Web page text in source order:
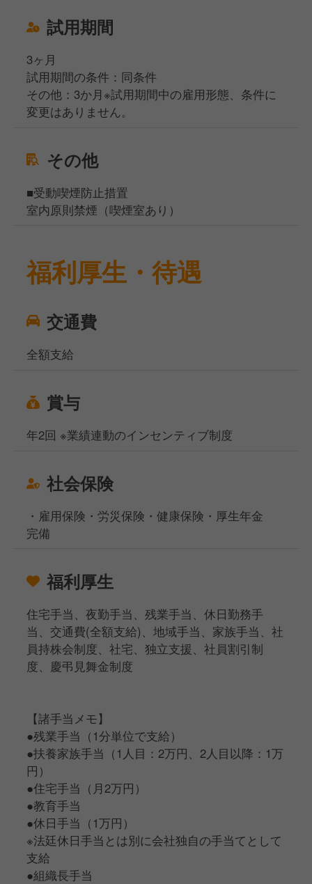
試用期間
3ヶ月
試用期間の条件：同条件
その他：3か月※試用期間中の雇用形態、条件に
変更はありません。
その他
■受動喫煙防止措置
室内原則禁煙（喫煙室あり）
福利厚生・待遇
交通費
全額支給
賞与
年2回 ※業績連動のインセンティブ制度
社会保険
・雇用保険・労災保険・健康保険・厚生年金
完備
福利厚生
住宅手当、夜勤手当、残業手当、休日勤務手
当、交通費(全額支給)、地域手当、家族手当、社
員持株会制度、社宅、独立支援、社員割引制
度、慶弔見舞金制度
【諸手当メモ】
●残業手当（1分単位で支給）
●扶養家族手当（1人目：2万円、2人目以降：1万
円）
●住宅手当（月2万円）
●教育手当
●休日手当（1万円）
※法廷休日手当とは別に会社独自の手当てとして
支給
●組織長手当